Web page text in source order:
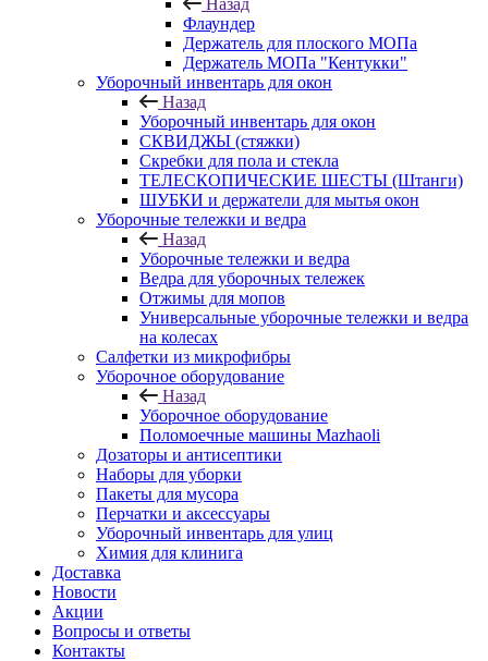
Назад
Флаундер
Держатель для плоского МОПа
Держатель МОПа "Кентукки"
Уборочный инвентарь для окон
Назад
Уборочный инвентарь для окон
СКВИДЖЫ (стяжки)
Скребки для пола и стекла
ТЕЛЕСКОПИЧЕСКИЕ ШЕСТЫ (Штанги)
ШУБКИ и держатели для мытья окон
Уборочные тележки и ведра
Назад
Уборочные тележки и ведра
Ведра для уборочных тележек
Отжимы для мопов
Универсальные уборочные тележки и ведра
на колесах
Салфетки из микрофибры
Уборочное оборудование
Назад
Уборочное оборудование
Поломоечные машины Mazhaoli
Дозаторы и антисептики
Наборы для уборки
Пакеты для мусора
Перчатки и аксессуары
Уборочный инвентарь для улиц
Химия для клинига
Доставка
Новости
Акции
Вопросы и ответы
Контакты